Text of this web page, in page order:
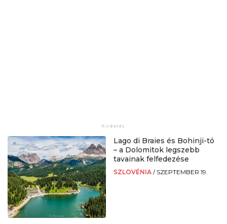
Lago di Braies és Bohinji-tó
– a Dolomitok legszebb
tavainak felfedezése
SZLOVÉNIA / SZEPTEMBER 19.